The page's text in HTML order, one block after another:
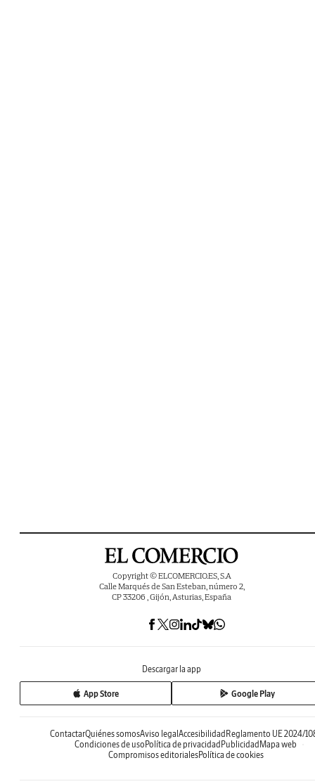
Copyright © ELCOMERCIO.ES, S.A
Calle Marqués de San Esteban, número 2,
CP 33206 , Gijón, Asturias, España
Descargar la app
App Store Google Play
ContactarQuiénes somosAviso legal Accesibilidad Reglamento UE 2024/
Condiciones de uso Política de privacidad Publicidad Mapa web
Compromisos editorialesPolítica de cookies